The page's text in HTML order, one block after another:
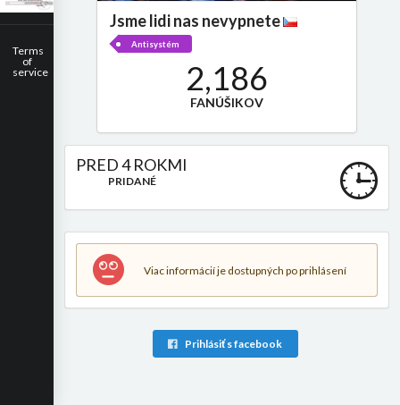
Terms
of
service
Jsme lidi nas nevypnete
Antisystém
2,186
FANÚŠIKOV
PRED 4 ROKMI
PRIDANÉ
Viac informácií je dostupných po prihlásení
Prihlásiť s facebook